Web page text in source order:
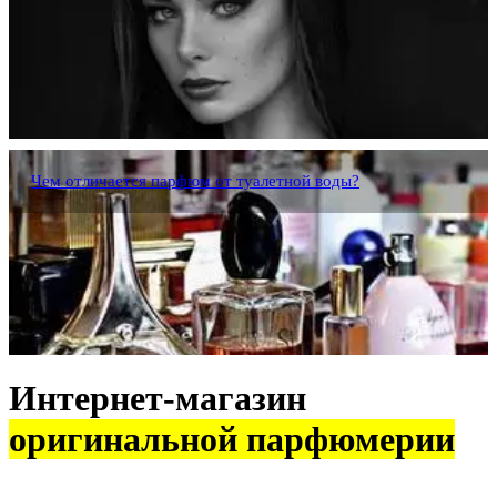
Чем отличается парфюм от туалетной воды?
Интернет-магазин
оригинальной парфюмерии